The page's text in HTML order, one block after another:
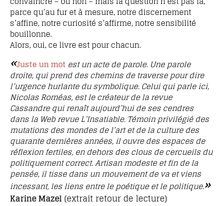
parce qu’au fur et à mesure, notre discernement
s’affine, notre curiosité s’affirme, notre sensibilité
bouillonne.
Alors, oui, ce livre est pour chacun.
«Juste un mot est un acte de parole. Une parole
droite, qui prend des chemins de traverse pour dire
l’urgence hurlante du symbolique. Celui qui parle ici,
Nicolas Roméas, est le créateur de la revue
Cassandre qui renaît aujourd’hui de ses cendres
dans la Web revue L’Insatiable. Témoin privilégié des
mutations des mondes de l’art et de la culture des
quarante dernières années, il ouvre des espaces de
réflexion fertiles, en dehors des clous de cercueils du
politiquement correct. Artisan modeste et fin de la
pensée, il tisse dans un mouvement de va et viens
incessant, les liens entre le poétique et le politique.»
Karine Mazel (extrait retour de lecture)